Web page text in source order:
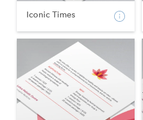
Iconic Times